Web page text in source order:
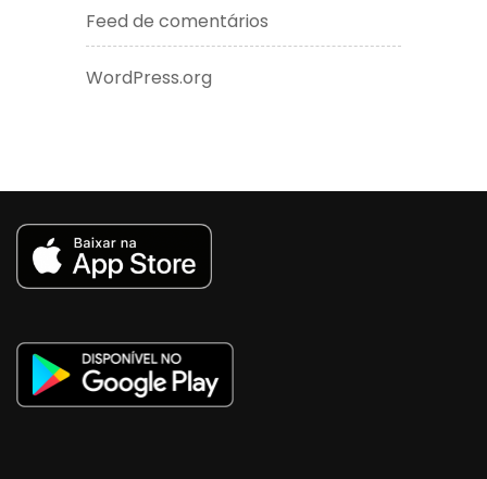
Feed de comentários
WordPress.org